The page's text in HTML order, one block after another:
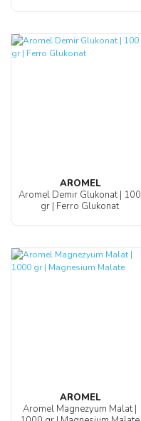
AROMEL
Aromel Demir Glukonat | 100
gr | Ferro Glukonat
AROMEL
Aromel Magnezyum Malat |